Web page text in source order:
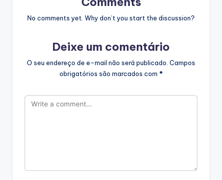
No comments yet. Why don’t you start the discussion?
Deixe um comentário
O seu endereço de e-mail não será publicado. Campos
obrigatórios são marcados com *